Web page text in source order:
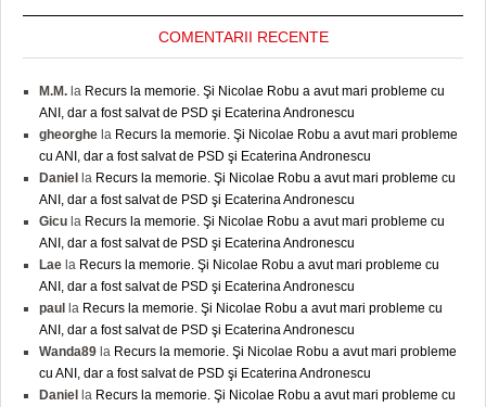
COMENTARII RECENTE
M.M. la Recurs la memorie. Şi Nicolae Robu a avut mari probleme cu
ANI, dar a fost salvat de PSD şi Ecaterina Andronescu
gheorghe la Recurs la memorie. Şi Nicolae Robu a avut mari probleme
cu ANI, dar a fost salvat de PSD şi Ecaterina Andronescu
Daniel la Recurs la memorie. Şi Nicolae Robu a avut mari probleme cu
ANI, dar a fost salvat de PSD şi Ecaterina Andronescu
Gicu la Recurs la memorie. Şi Nicolae Robu a avut mari probleme cu
ANI, dar a fost salvat de PSD şi Ecaterina Andronescu
Lae la Recurs la memorie. Şi Nicolae Robu a avut mari probleme cu
ANI, dar a fost salvat de PSD şi Ecaterina Andronescu
paul la Recurs la memorie. Şi Nicolae Robu a avut mari probleme cu
ANI, dar a fost salvat de PSD şi Ecaterina Andronescu
Wanda89 la Recurs la memorie. Şi Nicolae Robu a avut mari probleme
cu ANI, dar a fost salvat de PSD şi Ecaterina Andronescu
Daniel la Recurs la memorie. Şi Nicolae Robu a avut mari probleme cu